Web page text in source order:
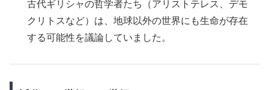
古代ギリシャの哲学者たち（アリストテレス、デモ
クリトスなど）は、地球以外の世界にも生命が存在
する可能性を議論していました。